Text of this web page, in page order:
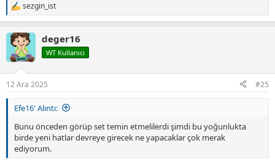
T
e
k
l
:
sezgin_ist
deger16
WT Kullanıcı
12 Ara 2025 #25
Efe16' Alıntı:
Bunu önceden görüp set temin etmelilerdi şimdi bu yoğunlukta
birde yeni hatlar devreye girecek ne yapacaklar çok merak
ediyorum.